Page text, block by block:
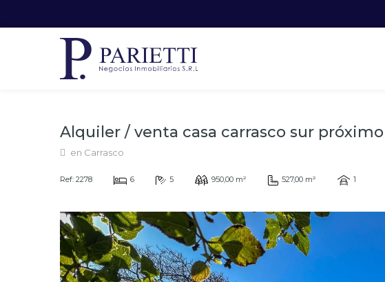
Alquiler / venta casa carrasco sur
en Carrasco
Ref: 2278 6 5 950,00 m² 527,00 m² 1